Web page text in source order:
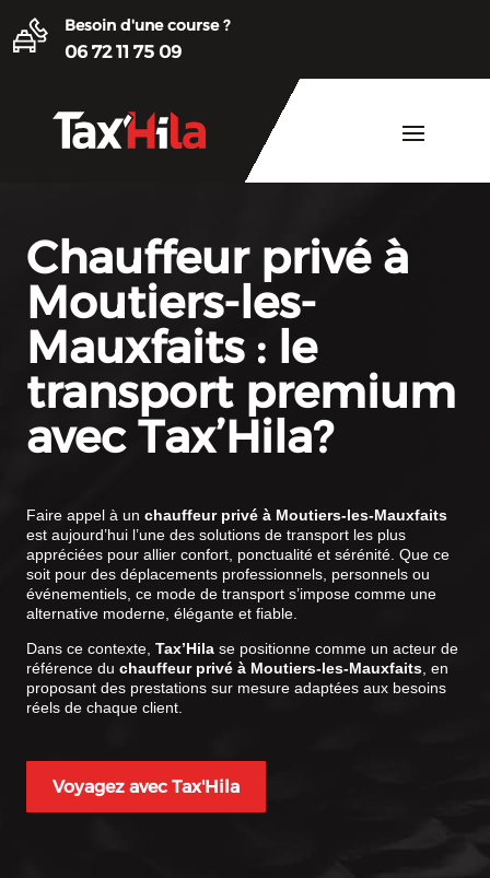
Besoin d'une course ?
06 72 11 75 09
Chauffeur privé à
Moutiers-les-
Mauxfaits : le
transport premium
avec Tax’Hila?
Faire appel à un chauffeur privé à Moutiers-les-Mauxfaits
est aujourd’hui l’une des solutions de transport les plus
appréciées pour allier confort, ponctualité et sérénité. Que ce
soit pour des déplacements professionnels, personnels ou
événementiels, ce mode de transport s’impose comme une
alternative moderne, élégante et fiable.
Dans ce contexte, Tax’Hila se positionne comme un acteur de
référence du chauffeur privé à Moutiers-les-Mauxfaits, en
proposant des prestations sur mesure adaptées aux besoins
réels de chaque client.
Voyagez avec Tax'Hila